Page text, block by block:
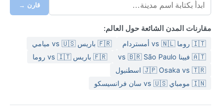
العام، لكنه يزداد في فصلي الربيع والصيف. عند السفر، يُنصح
بحقيبة متعددة الطبقات: ملابس خفيفة للصيف، وسترة دافئة
وأحذية مقاومة للماء للشتاء، إضافة إلى معطف واقٍ من
المطر لأي فصل.
أفضل وقت لزيارة بانسكا بيستريتسا من الناحية المناخية هو
من أواخر الربيع إلى أوائل الخريف، أي من مايو إلى سبتمبر،
حيث الأجواء لطيفة ومناسبة للأنشطة الخارجية ورؤية المعالم.
بفضل الثلوج الكثيفة. من الظواهر الجوية الملحوظة: الضباب
قارن →
مقارنات المدن الشائعة حول العالم:
🇮🇹 روما vs 🇳🇱 أمستردام
🇫🇷 باريس vs 🇺🇸 ميامي
🇦🇹 فيينا vs 🇧🇷 São Paulo
🇫🇷 باريس vs 🇮🇹 روما
🇯🇵 Osaka vs 🇹🇷 اسطنبول
🇮🇳 مومباي vs 🇺🇸 سان فرانسيسكو